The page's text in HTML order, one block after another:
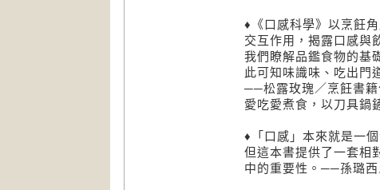
♦《口感科學》以烹飪
交互作用，揭露口感與
我們瞭解品鑑食物的基
此可知味識味、吃出門
──松露玫瑰／烹飪書籍
愛吃愛煮食，以刀具鍋
♦「口感」本來就是一
但這本書提供了一套相
中的重要性。──孫璐